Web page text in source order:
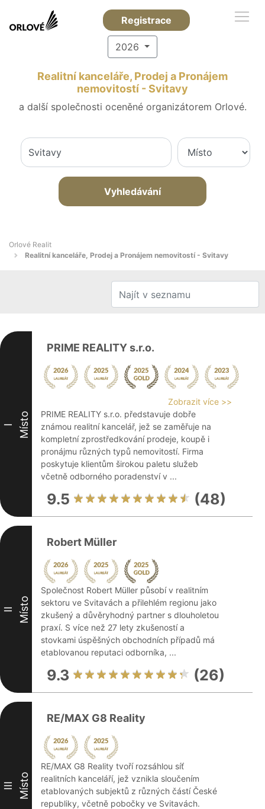
Registrace
2026
Realitní kanceláře, Prodej a Pronájem
nemovitostí - Svitavy
a další společnosti oceněné organizátorem Orlové.
Vyhledávání
Orlové Realit
Realitní kanceláře, Prodej a Pronájem nemovitostí - Svitavy
I Místo
PRIME REALITY s.r.o.
Zobrazit více >>
PRIME REALITY s.r.o. představuje dobře
známou realitní kancelář, jež se zaměřuje na
kompletní zprostředkování prodeje, koupě i
pronájmu různých typů nemovitostí. Firma
poskytuje klientům širokou paletu služeb
včetně odborného poradenství v ...
9.5 (48)
II Místo
Robert Müller
Společnost Robert Müller působí v realitním
sektoru ve Svitavách a přilehlém regionu jako
zkušený a důvěryhodný partner s dlouholetou
praxí. S více než 27 lety zkušeností a
stovkami úspěšných obchodních případů má
etablovanou reputaci odborníka, ...
9.3 (26)
III Místo
RE/MAX G8 Reality
RE/MAX G8 Reality tvoří rozsáhlou síť
realitních kanceláří, jež vznikla sloučením
etablovaných subjektů z různých částí České
republiky, včetně pobočky ve Svitavách.